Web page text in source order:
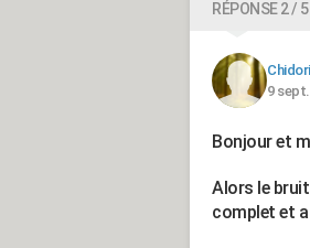
RÉPONSE 2 / 5
Chidori
9 sept.
Bonjour et
Alors le
complet et